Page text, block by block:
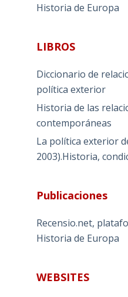
Historia de Europa
LIBROS
Diccionario de
política exterior
Historia de las
contemporáneas
La política exterior
2003).Historia,
Publicaciones
Recensio.net,
Historia de Europa
WEBSITES